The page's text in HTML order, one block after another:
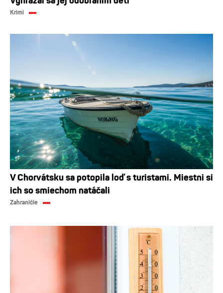
Krimi
V Chorvátsku sa potopila loď s turistami. Miestni si
ich so smiechom natáčali
Zahraničie